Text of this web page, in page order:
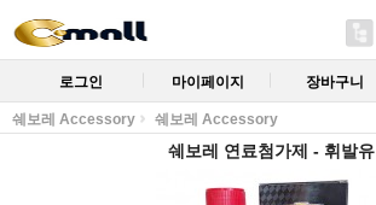
로그인 마이페이지 장바구니
쉐보레 Accessory 쉐보레 Accessory
쉐보레 연료첨가제 - 휘발유